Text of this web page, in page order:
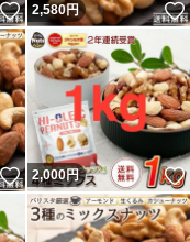
いいね！
2,580円
いいね！
2,000円